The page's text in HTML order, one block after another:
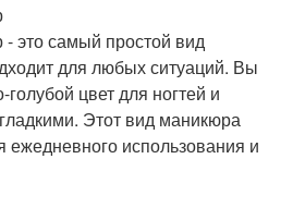
это самый простой вид
для любых ситуаций. Вы
цвет для ногтей и
Этот вид маникюра
ежедневного использования и